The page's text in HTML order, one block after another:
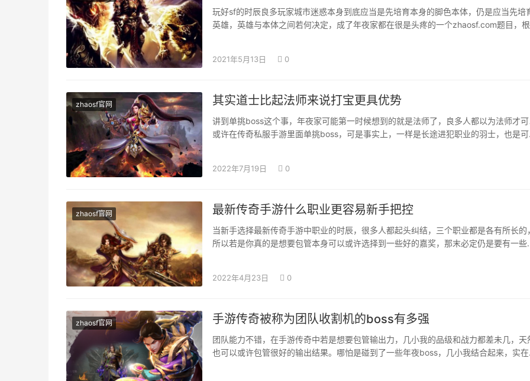
玩好sf的时辰良多玩家城市迷惑本身到底应当是先培育本身的脚色本体，仍是应当先培
英雄，英雄与本体之间若何决定，成了年夜家都在很是头疼的一个zhaosf.com题目，
2021年5月13日 0
zhaosf官网 其实道士比起法师来说打宝更具优势
讲到单挑boss这个事，年夜家可能第一时候想到的就是法师了，良多人都以为法师才
或许在传奇私服手游里面单挑boss，可是事实上，一样是长途进犯职业的羽士，也是
2022年7月19日 0
zhaosf官网 最新传奇手游什么职业更容易新手把控
当新手选择最新传奇手游中职业的时辰，很多人都起头纠结，三个职业都是各有所长的
所以若是你真的是想要包管本身可以或许选择到一些好的嘉奖，那末必定仍是要有一些
2022年4月23日 0
zhaosf官网 手游传奇被称为团队收割机的boss有多强
团队能力不错，在手游传奇中若是想要包管输出力，几小我的品级和战力都差未几，天
也可以或许包管很好的输出结果。哪怕是碰到了一些年夜boss，几小我结合起来，实